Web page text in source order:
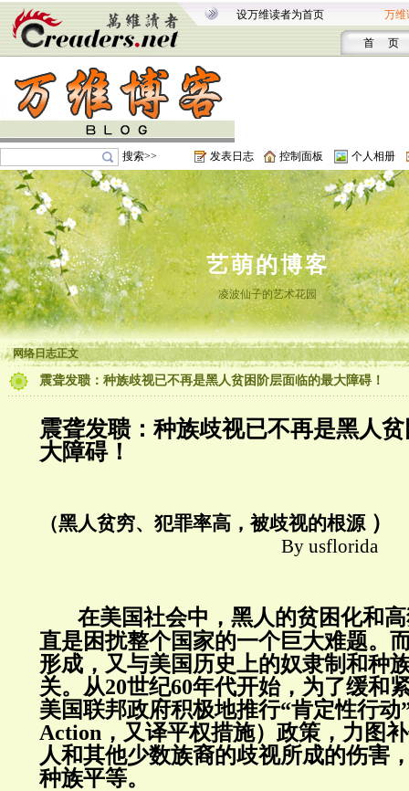
设万维读者为首页 万维
首 页
搜索>> 发表日志 控制面板 个人相册
艺萌的博客
凌波仙子的艺术花园
网络日志正文
震聋发聩：种族歧视已不再是黑人贫困阶层面临的最大障碍！
震聋发聩：种族歧视已不再是黑人
大障碍！
（黑人贫穷、犯罪率高，被歧视的根源 ）
By usflorida
在美国社会中，黑人的贫困化和
直是困扰整个国家的一个巨大难题。
形成，又与美国历史上的奴隶制和种
关。从20世纪60年代开始，为了缓和
美国联邦政府积极地推行“肯定性行
Action，又译平权措施）政策，力图
人和其他少数族裔的歧视所成的伤害
种族平等。